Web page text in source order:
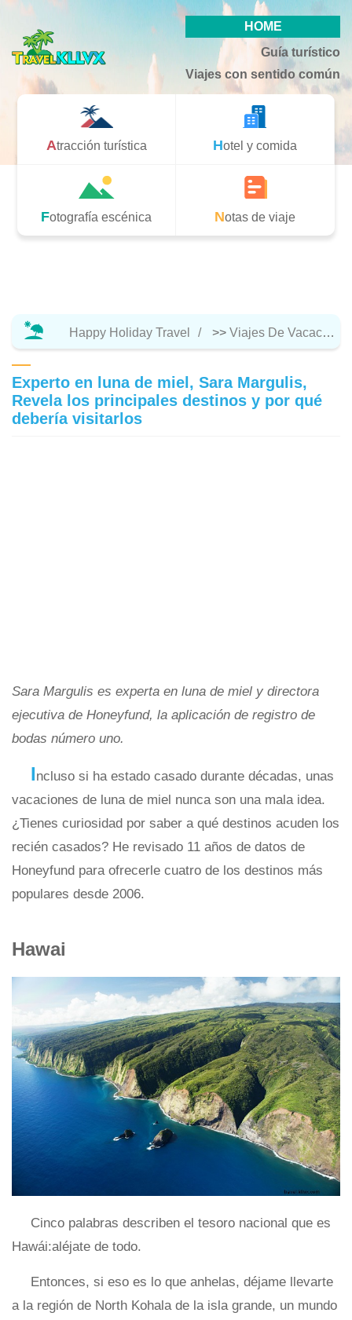
HOME
Guía turístico
Viajes con sentido común
Atracción turística Hotel y comida
Fotografía escénica Notas de viaje
Happy Holiday Travel >> Viajes De Vacaciones
Experto en luna de miel, Sara Margulis,
Revela los principales destinos y por qué
debería visitarlos
Sara Margulis es experta en luna de miel y directora
ejecutiva de Honeyfund, la aplicación de registro de
bodas número uno.
Incluso si ha estado casado durante décadas, unas
vacaciones de luna de miel nunca son una mala idea.
¿Tienes curiosidad por saber a qué destinos acuden los
recién casados? He revisado 11 años de datos de
Honeyfund para ofrecerle cuatro de los destinos más
populares desde 2006.
Hawai
Cinco palabras describen el tesoro nacional que es
Hawái:aléjate de todo.
Entonces, si eso es lo que anhelas, déjame llevarte
a la región de North Kohala de la isla grande, un mundo